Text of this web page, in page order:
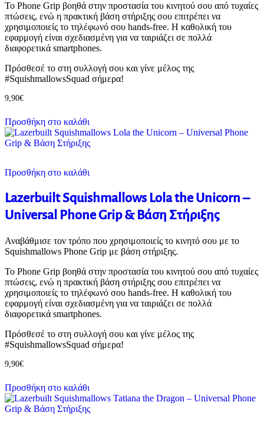
Το Phone Grip βοηθά στην προστασία του κινητού σου από τυχαίες
πτώσεις, ενώ η πρακτική βάση στήριξης σου επιτρέπει να
χρησιμοποιείς το τηλέφωνό σου hands-free. Η καθολική του
εφαρμογή είναι σχεδιασμένη για να ταιριάζει σε πολλά
διαφορετικά smartphones.
Πρόσθεσέ το στη συλλογή σου και γίνε μέλος της
#SquishmallowsSquad σήμερα!
9,90€
Προσθήκη στο καλάθι
Προσθήκη στο καλάθι
Lazerbuilt Squishmallows Lola the Unicorn –
Universal Phone Grip & Βάση Στήριξης
Αναβάθμισε τον τρόπο που χρησιμοποιείς το κινητό σου με το
Squishmallows Phone Grip με βάση στήριξης.
Το Phone Grip βοηθά στην προστασία του κινητού σου από τυχαίες
πτώσεις, ενώ η πρακτική βάση στήριξης σου επιτρέπει να
χρησιμοποιείς το τηλέφωνό σου hands-free. Η καθολική του
εφαρμογή είναι σχεδιασμένη για να ταιριάζει σε πολλά
διαφορετικά smartphones.
Πρόσθεσέ το στη συλλογή σου και γίνε μέλος της
#SquishmallowsSquad σήμερα!
9,90€
Προσθήκη στο καλάθι